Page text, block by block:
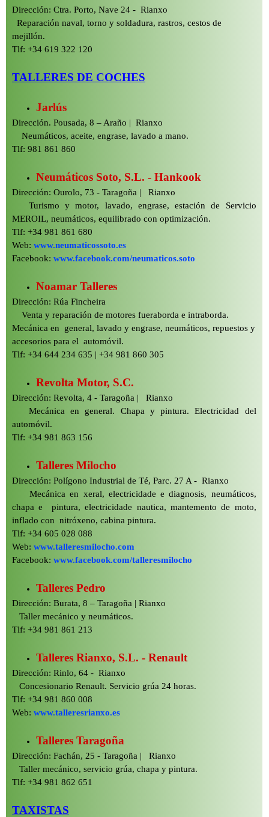
Dirección: Ctra. Porto, Nave 24 - Rianxo
Reparación naval, torno y soldadura, rastros, cestos de
mejillón.
Tlf: +34 619 322 120
TALLERES DE COCHES
Jarlús
Dirección. Pousada, 8 – Araño | Rianxo
Neumáticos, aceite, engrase, lavado a mano.
Tlf: 981 861 860
Neumáticos Soto, S.L. - Hankook
Dirección: Ourolo, 73 - Taragoña | Rianxo
Turismo y motor, lavado, engrase, estación de Servicio
MEROIL, neumáticos, equilibrado con optimización.
Tlf: +34 981 861 680
Web: www.neumaticossoto.es
Facebook: www.facebook.com/neumaticos.soto
Noamar Talleres
Dirección: Rúa Fincheira
Venta y reparación de motores fueraborda e intraborda.
Mecánica en general, lavado y engrase, neumáticos, repuestos y
accesorios para el automóvil.
Tlf: +34 644 234 635 | +34 981 860 305
Revolta Motor, S.C.
Dirección: Revolta, 4 - Taragoña | Rianxo
Mecánica en general. Chapa y pintura. Electricidad del
automóvil.
Tlf: +34 981 863 156
Talleres Milocho
Dirección: Polígono Industrial de Té, Parc. 27 A - Rianxo
Mecánica en xeral, electricidade e diagnosis, neumáticos,
chapa e pintura, electricidade nautica, mantemento de moto,
inflado con nitróxeno, cabina pintura.
Tlf: +34 605 028 088
Web: www.talleresmilocho.com
Facebook: www.facebook.com/talleresmilocho
Talleres Pedro
Dirección: Burata, 8 – Taragoña | Rianxo
Taller mecánico y neumáticos.
Tlf: +34 981 861 213
Talleres Rianxo, S.L. - Renault
Dirección: Rinlo, 64 - Rianxo
Concesionario Renault. Servicio grúa 24 horas.
Tlf: +34 981 860 008
Web: www.talleresrianxo.es
Talleres Taragoña
Dirección: Fachán, 25 - Taragoña | Rianxo
Taller mecánico, servicio grúa, chapa y pintura.
Tlf: +34 981 862 651
TAXISTAS